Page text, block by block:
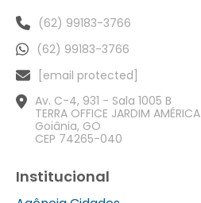
(62) 99183-3766
(62) 99183-3766
[email protected]
Av. C-4, 931 - Sala 1005 B
TERRA OFFICE JARDIM AMÉRICA
Goiânia, GO
CEP 74265-040
Institucional